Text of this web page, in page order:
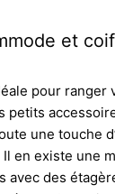
et
pour ranger
petits
une touche
Il en existe une
avec des